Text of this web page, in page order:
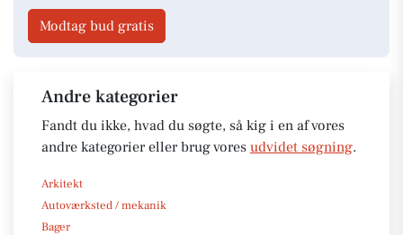
Modtag bud gratis
Andre kategorier
Fandt du ikke, hvad du søgte, så kig i en af vores
andre kategorier eller brug vores udvidet søgning.
Arkitekt
Autoværksted / mekanik
Bager